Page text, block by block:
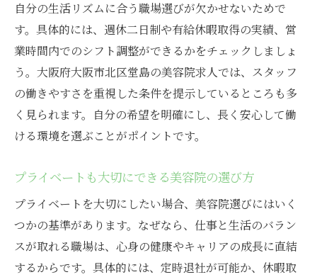
自分の生活リズムに合う職場選びが欠かせないためで
す。具体的には、週休二日制や有給休暇取得の実績、営
業時間内でのシフト調整ができるかをチェックしましょ
う。大阪府大阪市北区堂島の美容院求人では、スタッフ
の働きやすさを重視した条件を提示しているところも多
く見られます。自分の希望を明確にし、長く安心して働
ける環境を選ぶことがポイントです。
プライベートも大切にできる美容院の選び方
プライベートを大切にしたい場合、美容院選びにはいく
つかの基準があります。なぜなら、仕事と生活のバラン
スが取れる職場は、心身の健康やキャリアの成長に直結
するからです。具体的には、定時退社が可能か、休暇取